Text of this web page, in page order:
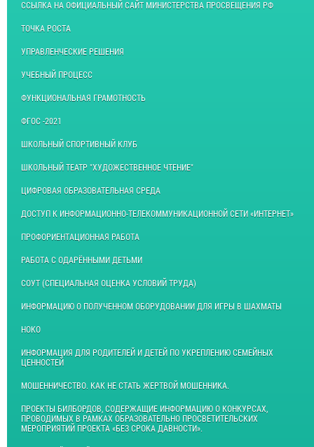
ССЫЛКА НА ОФИЦИАЛЬНЫЙ САЙТ МИНИСТЕРСТВА ПРОСВЕЩЕНИЯ РФ
ТОЧКА РОСТА
УПРАВЛЕНЧЕСКИЕ РЕШЕНИЯ
УЧЕБНЫЙ ПРОЦЕСС
ФУНКЦИОНАЛЬНАЯ ГРАМОТНОСТЬ
ФГОС -2021
ШКОЛЬНЫЙ СПОРТИВНЫЙ КЛУБ
ШКОЛЬНЫЙ ТЕАТР "ХУДОЖЕСТВЕННОЕ ЧТЕНИЕ"
ЦИФРОВАЯ ОБРАЗОВАТЕЛЬНАЯ СРЕДА
ДОСТУП К ИНФОРМАЦИОННО-ТЕЛЕКОММУНИКАЦИОННОЙ СЕТИ «ИНТЕРНЕТ»
ПРОФОРИЕНТАЦИОННАЯ РАБОТА
РАБОТА С ОДАРЁННЫМИ ДЕТЬМИ
СОУТ (СПЕЦИАЛЬНАЯ ОЦЕНКА УСЛОВИЙ ТРУДА)
ИНФОРМАЦИЮ О ПОЛУЧЕННОМ ОБОРУДОВАНИИ ДЛЯ ИГРЫ В ШАХМАТЫ
НОКО
ИНФОРМАЦИЯ ДЛЯ РОДИТЕЛЕЙ И ДЕТЕЙ ПО УКРЕПЛЕНИЮ СЕМЕЙНЫХ
ЦЕННОСТЕЙ
МОШЕННИЧЕСТВО. КАК НЕ СТАТЬ ЖЕРТВОЙ МОШЕННИКА.
ПРОЕКТЫ БИЛБОРДОВ, СОДЕРЖАЩИЕ ИНФОРМАЦИЮ О КОНКУРСАХ,
ПРОВОДИМЫХ В РАМКАХ ОБРАЗОВАТЕЛЬНО ПРОСВЕТИТЕЛЬСКИХ
МЕРОПРИЯТИЙ ПРОЕКТА «БЕЗ СРОКА ДАВНОСТИ».